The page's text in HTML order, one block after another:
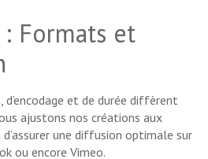
Formats et
et de durée diffèrent
ajustons nos créations aux
une diffusion optimale sur
ou encore Vimeo.